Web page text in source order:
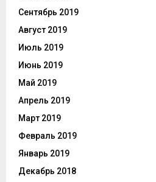
Сентябрь 2019
Август 2019
Июль 2019
Июнь 2019
Май 2019
Апрель 2019
Март 2019
Февраль 2019
Январь 2019
Декабрь 2018